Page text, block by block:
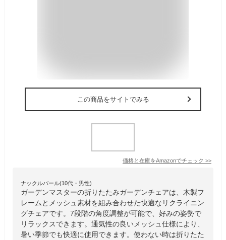
この商品をサイトでみる
価格と在庫をAmazonでチェック >>
ナックルバール(10代・男性)
ガーデンマスターの折りたたみガーデンチェアは、木製フ
レームとメッシュ素材を組み合わせた快適なリクライニン
グチェアです。7段階の角度調整が可能で、好みの姿勢で
リラックスできます。通気性の良いメッシュ仕様により、
暑い季節でも快適に使用できます。使わない時は折りたた